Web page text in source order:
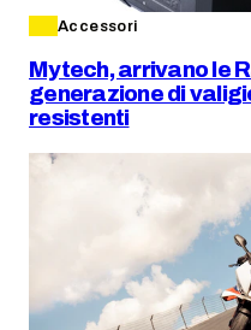
Accessori
Mytech, arrivano le
generazione di
resistenti